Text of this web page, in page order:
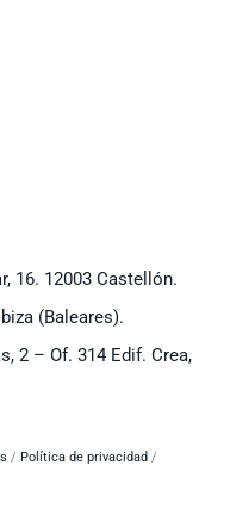
16. 12003 Castellón.
(Baleares).
2 – Of. 314 Edif. Crea,
/ Política de privacidad /